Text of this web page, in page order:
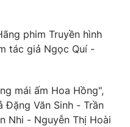
phim Truyền hình
tác giả Ngọc Quí -
mái ấm Hoa Hồng",
Đặng Văn Sinh - Trần
Nhi - Nguyễn Thị Hoài